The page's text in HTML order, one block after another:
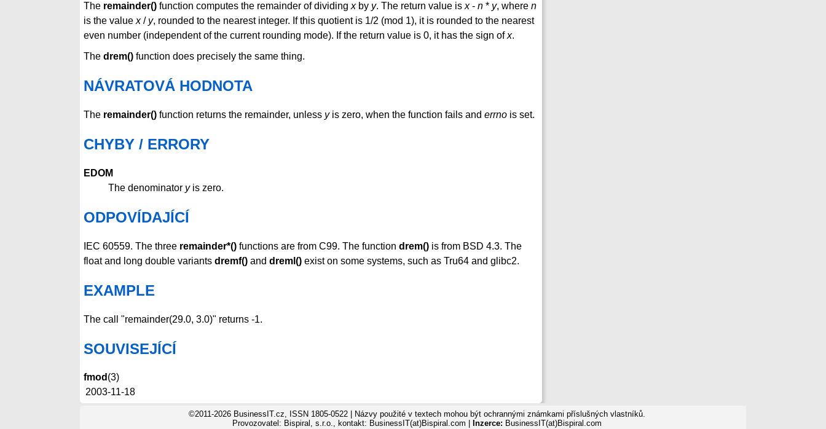
The remainder() function computes the remainder of dividing xby y. The return value is x- n * y, where n
is the value x/ y, rounded to the nearest integer. If this quotient is 1/2 (mod 1), it is rounded to the nearest
even number (independent of the current rounding mode). If the return value is 0, it has the sign ofx.
The drem() function does precisely the same thing.
NÁVRATOVÁ HODNOTA
The remainder() function returns the remainder, unless yis zero, when the function fails and errno is set.
CHYBY / ERRORY
EDOM
The denominator yis zero.
ODPOVÍDAJÍCÍ
IEC 60559. The three remainder*() functions are from C99. The function drem() is from BSD 4.3. The
float and long double variants dremf() and dreml() exist on some systems, such as Tru64 and glibc2.
EXAMPLE
The call "remainder(29.0, 3.0)" returns -1.
SOUVISEJÍCÍ
fmod (3)
2003-11-18
©2011-2026 BusinessIT.cz, ISSN 1805-0522 | Názvy použité v textech mohou být ochrannými známkami příslušných vlastníků.
Provozovatel: Bispiral, s.r.o., kontakt: BusinessIT(at)Bispiral.com |
Inzerce: BusinessIT(at)Bispiral.com